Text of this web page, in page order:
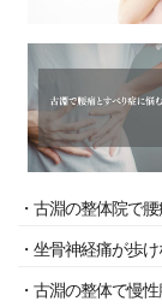
・古淵の整体院で
・坐骨神経痛が歩
・古淵の整体で慢